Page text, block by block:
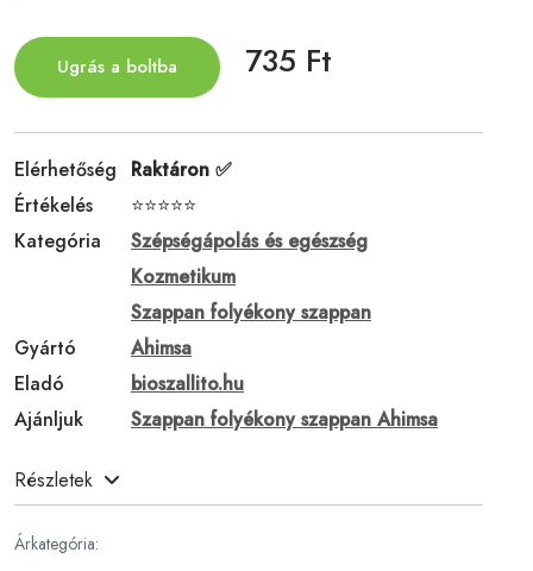
Ugrás a boltba 735 Ft
Elérhetőség
Raktáron ✅
Értékelés
⭐⭐⭐⭐⭐
Kategória
Szépségápolás és egészség
Kozmetikum
Szappan folyékony szappan
Gyártó
Ahimsa
Eladó
bioszallito.hu
Ajánljuk
Szappan folyékony szappan Ahimsa
Részletek
Árkategória: